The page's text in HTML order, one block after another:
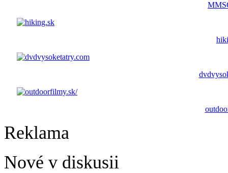
Reklama
Nové v diskusii